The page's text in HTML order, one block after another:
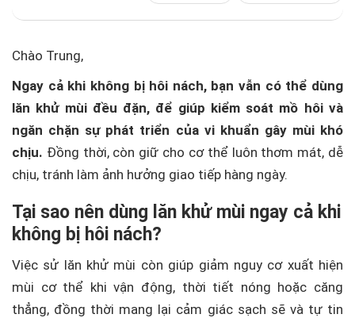
Chào Trung,
Ngay cả khi không bị hôi nách, bạn vẫn có thể dùng
lăn khử mùi đều đặn, để giúp kiểm soát mồ hôi và
ngăn chặn sự phát triển của vi khuẩn gây mùi khó
chịu. Đồng thời, còn giữ cho cơ thể luôn thơm mát, dễ
chịu, tránh làm ảnh hưởng giao tiếp hàng ngày.
Tại sao nên dùng lăn khử mùi ngay cả khi
không bị hôi nách?
Việc sử lăn khử mùi còn giúp giảm nguy cơ xuất hiện
mùi cơ thể khi vận động, thời tiết nóng hoặc căng
thẳng, đồng thời mang lại cảm giác sạch sẽ và tự tin